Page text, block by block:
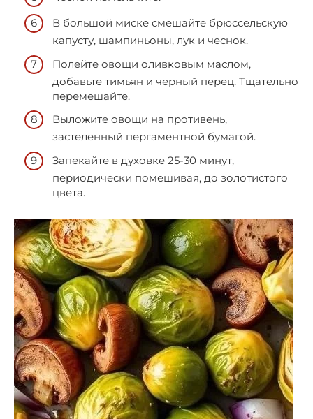
В большой миске смешайте брюссельскую
капусту, шампиньоны, лук и чеснок.
Полейте овощи оливковым маслом,
добавьте тимьян и черный перец. Тщательно
перемешайте.
Выложите овощи на противень,
застеленный пергаментной бумагой.
Запекайте в духовке 25-30 минут,
периодически помешивая, до золотистого
цвета.